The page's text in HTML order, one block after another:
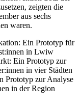
zeigten die
aus sechs
waren.
Ein Prototyp für
in Lwiw
Ein Prototyp zur
in vier Städten
Prototyp zur Analyse
in der Region